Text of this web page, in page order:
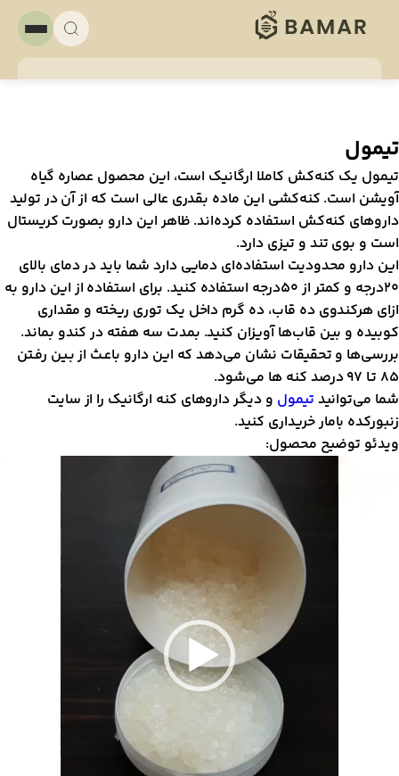
یک کنه‌کش کاملا ارگانیک است، این محصول عصاره گیاه
است. کنه‌کشی این ماده بقدری عالی است که از آن در تولید
کنه‌کش استفاده کرده‌اند. ظاهر این دارو بصورت کریستال
و بوی تند و تیزی دارد.
دارو محدودیت استفاده‌ای دمایی دارد شما باید در دمای بالای
20درجه و کمتر از 50درجه استفاده کنید. برای استفاده از این دارو به
هرکندوی ده قاب، ده گرم داخل یک توری ریخته و مقداری
و بین قاب‌ها آویزان کنید. بمدت سه هفته در کندو بماند.
و تحقیقات نشان می‌دهد که این دارو باعـث از بـين رفـتن
درصد كنه ها مي‌شود.
می‌توانید تیمولو دیگر داروهای کنه ارگانیک را از سایت
بامار خریداری کنید.
توضیح محصول: